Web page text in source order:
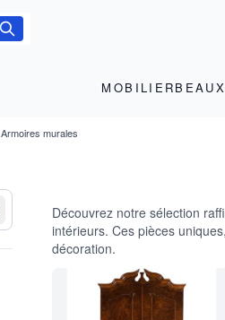
MOBILIER
Armoires murales
Découvrez notre sélection
intérieurs. Ces pièces
décoration.